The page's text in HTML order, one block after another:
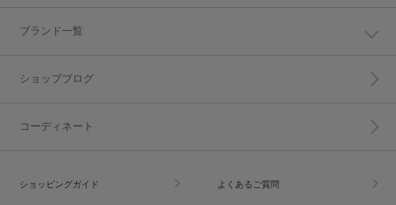
ブランド一覧
ショップブログ
コーディネート
ショッピングガイド よくあるご質問